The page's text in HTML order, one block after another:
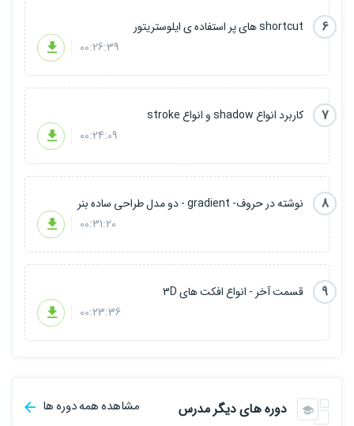
6
shortcut های پر استفاده ی ایلوستریتور
00:26:39
7
کاربرد انواع shadow و انواع stroke
00:24:09
8
نوشته در حروف- gradient - دو مدل طراحی ساده بنر
00:31:20
9
قسمت آخر - انواع افکت های 3D
00:23:36
دوره های دیگر مدرس مشاهده همه دوره ها